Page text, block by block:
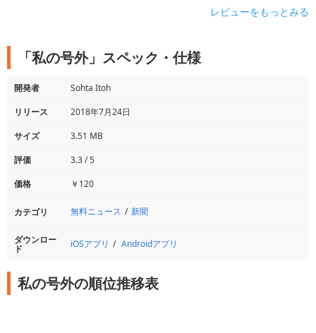
レビューをもっとみる
「私の号外」スペック・仕様
開発者
Sohta Itoh
リリース
2018年7月24日
サイズ
3.51 MB
評価
3.3 / 5
価格
￥120
カテゴリ 無料ニュース 新聞
ダウンロー
ド iOSアプリ Androidアプリ
私の号外の順位推移表